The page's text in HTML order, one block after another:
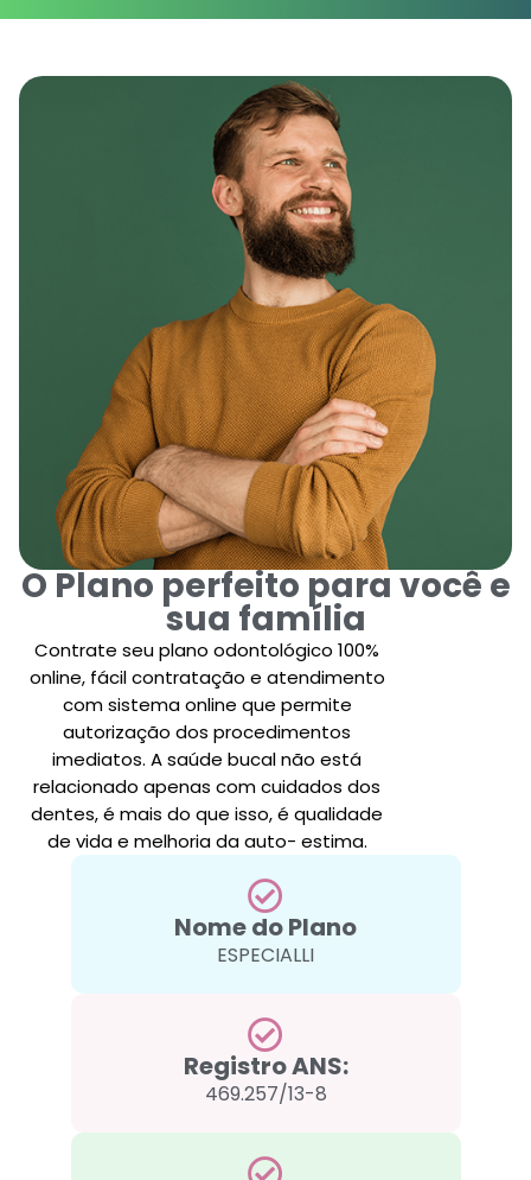
O Plano perfeito para você e
sua família
Contrate seu plano odontológico 100%
online, fácil contratação e atendimento
com sistema online que permite
autorização dos procedimentos
imediatos. A saúde bucal não está
relacionado apenas com cuidados dos
dentes, é mais do que isso, é qualidade
de vida e melhoria da auto- estima.
Nome do Plano
ESPECIALLI
Registro ANS:
469.257/13-8